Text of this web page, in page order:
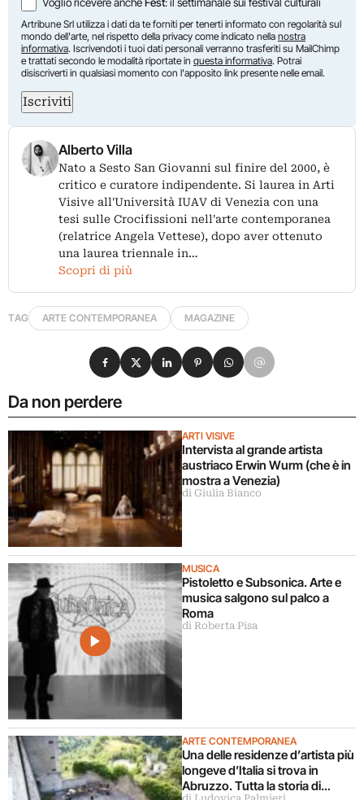
Artribune Srl utilizza i dati da te forniti per tenerti informato con regolarità sul
mondo dell'arte, nel rispetto della privacy come indicato nella nostra
informativa. Iscrivendoti i tuoi dati personali verranno trasferiti su MailChimp
e trattati secondo le modalità riportate in questa informativa. Potrai
disiscriverti in qualsiasi momento con l'apposito link presente nelle email.
Iscriviti
Alberto Villa
Nato a Sesto San Giovanni sul finire del 2000, è
critico e curatore indipendente. Si laurea in Arti
Visive all'Università IUAV di Venezia con una
tesi sulle Crocifissioni nell'arte contemporanea
(relatrice Angela Vettese), dopo aver ottenuto
una laurea triennale in…
Scopri di più
TAG ARTE CONTEMPORANEA MAGAZINE
Da non perdere
ARTI VISIVE
Intervista al grande artista
austriaco Erwin Wurm (che è in
mostra a Venezia)
di Giulia Bianco
MUSICA
Pistoletto e Subsonica. Arte e
musica salgono sul palco a
Roma
di Roberta Pisa
ARTE CONTEMPORANEA
Una delle residenze d’artista più
longeve d’Italia si trova in
Abruzzo. Tutta la storia di
Condividi su Facebook
Condividi su X
Condividi su LinkedIn
Condividi su Pinterest
Condividi su WhatsApp
Condividi su Email